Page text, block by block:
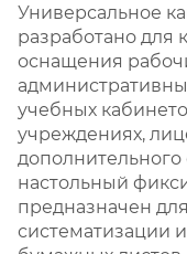
Универсальное
разработано для
оснащения
учебных
учреждениях,
настольный
предназначен
систематизации